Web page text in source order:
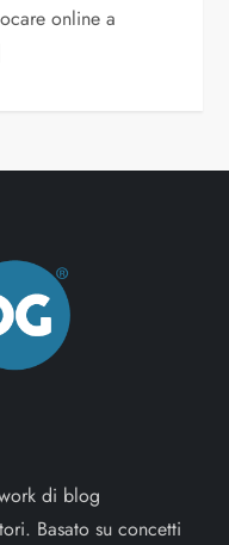
online a
di blog
Basato su concetti